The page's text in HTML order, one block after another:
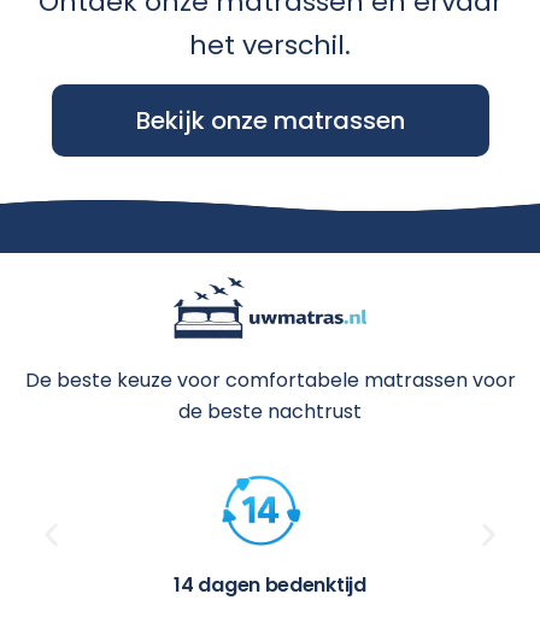
het verschil.
Bekijk onze matrassen
De beste keuze voor comfortabele matrassen voor
de beste nachtrust
14 dagen bedenktijd